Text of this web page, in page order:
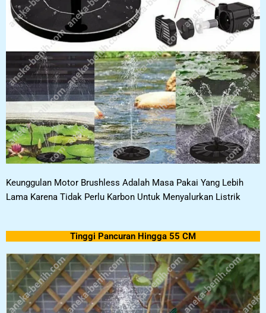
Keunggulan Motor Brushless Adalah Masa Pakai Yang Lebih
Lama Karena Tidak Perlu Karbon Untuk Menyalurkan Listrik
Tinggi Pancuran Hingga 55 CM